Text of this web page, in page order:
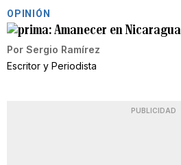
OPINIÓN
Amanecer en Nicaragua
Por Sergio Ramírez
Escritor y Periodista
PUBLICIDAD